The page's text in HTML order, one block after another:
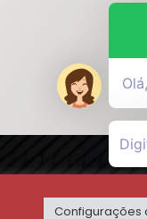
Configurações